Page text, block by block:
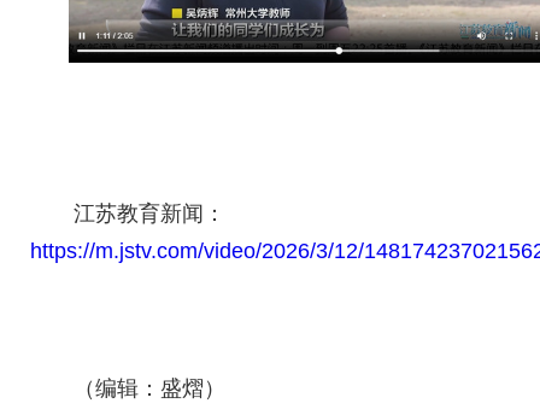
江苏教育新闻：
https://m.jstv.com/video/2026/3/12/
（编辑：盛熠）